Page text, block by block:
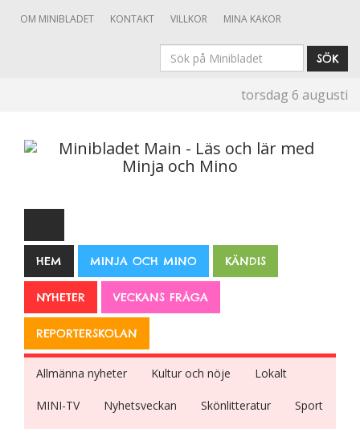
OM MINIBLADET KONTAKT VILLKOR MINA KAKOR
Sök
SÖK
torsdag 6 augusti
HEM MINJA OCH MINO KÄNDIS
NYHETER VECKANS FRÅGA
REPORTERSKOLAN
Allmänna nyheter Kultur och nöje Lokalt
MINI-TV Nyhetsveckan Skönlitteratur Sport